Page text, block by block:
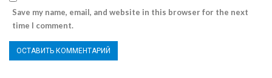
Save my name, email, and website in this browser for the next
time I comment.